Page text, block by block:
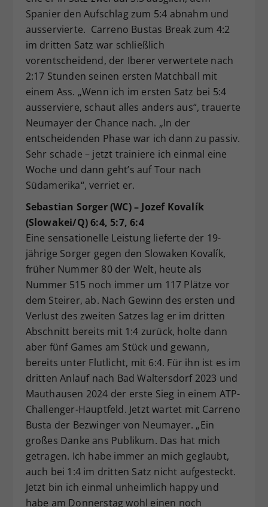
Spanier den Aufschlag zum 5:4 abnahm und
ausservierte. Carreno Bustas Break zum 4:2
im dritten Satz war schließlich
vorentscheidend, der Iberer verwertete nach
2:17 Stunden seinen ersten Matchball mit
einem Ass. „Wenn ich im ersten Satz bei 5:4
ausserviere, schaut alles anders aus“, trauerte
Neumayer der Chance nach. „In der
entscheidenden Phase war ich dann zu passiv.
Sehr schade – jetzt trainiere ich einmal eine
Woche und dann geht’s auf Tour nach
Südamerika“, verriet er.
Sebastian Sorger (WC) – Jozef Kovalík
(Slowakei/Q) 6:4, 5:7, 6:4
Eine sensationelle Leistung lieferte der 19-
jährige Sorger gegen den Slowaken Kovalík,
früher Nummer 80 der Welt, heute als
Nummer 515 noch immer um 117 Plätze vor
dem Steirer, ab. Nach Gewinn des ersten und
Verlust des zweiten Satzes lag er im dritten
Abschnitt bereits mit 1:4 zurück, holte dann
aber fünf Games am Stück und gewann,
bereits unter Flutlicht, mit 6:4. Für ihn ist es im
dritten Anlauf nach Bad Waltersdorf 2023 und
Mauthausen 2024 der erste Sieg in einem ATP-
Challenger-Hauptfeld. Jetzt wartet mit Carreno
Busta der Bezwinger von Neumayer. „Ein
großes Danke ans Publikum. Das hat mich
getragen. Ich habe immer an mich geglaubt,
auch bei 1:4 im dritten Satz nicht aufgesteckt.
Jetzt bin ich einmal unheimlich happy und
habe am Donnerstag wohl einen noch